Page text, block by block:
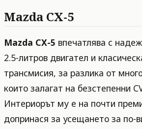
Mazda CX-5
Mazda CX-5 впечатлява с
2.5-литров двигател и
трансмисия, за разлика от
които залагат на безстепенни
Интериорът му е на почти
допринася за усещането за по-